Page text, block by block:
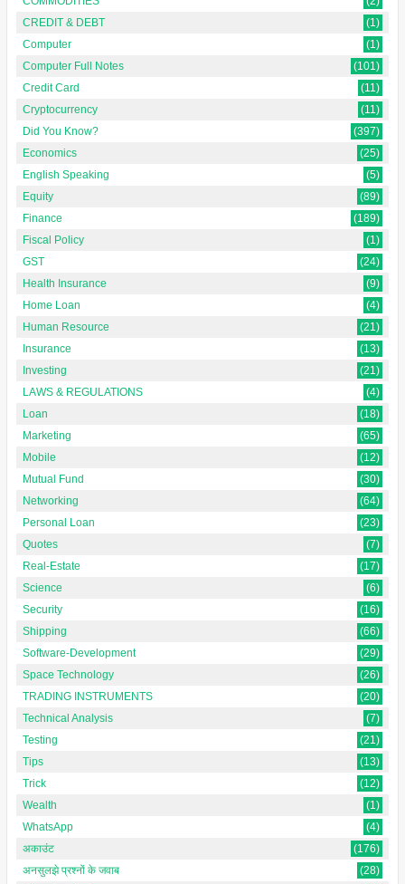
CREDIT & DEBT
(1)
Computer
(1)
Computer Full Notes
(101)
Credit Card
(11)
Cryptocurrency
(11)
Did You Know?
(397)
Economics
(25)
English Speaking
(5)
Equity
(89)
Finance
(189)
Fiscal Policy
(1)
GST
(24)
Health Insurance
(9)
Home Loan
(4)
Human Resource
(21)
Insurance
(13)
Investing
(21)
LAWS & REGULATIONS
(4)
Loan
(18)
Marketing
(65)
Mobile
(12)
Mutual Fund
(30)
Networking
(64)
Personal Loan
(23)
Quotes
(7)
Real-Estate
(17)
Science
(6)
Security
(16)
Shipping
(66)
Software-Development
(29)
Space Technology
(26)
TRADING INSTRUMENTS
(20)
Technical Analysis
(7)
Testing
(21)
Tips
(13)
Trick
(12)
Wealth
(1)
WhatsApp
(4)
अकाउंट
(176)
अनसुलझे प्रश्नों के जवाब
(28)